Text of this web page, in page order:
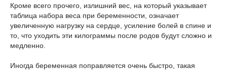
Кроме всего прочего, излишний вес, на который указывает
таблица набора веса при беременности, означает
увеличенную нагрузку на сердце, усиление болей в спине и
то, что уходить эти килограммы после родов будут сложно и
медленно.
Иногда беременная поправляется очень быстро, такая